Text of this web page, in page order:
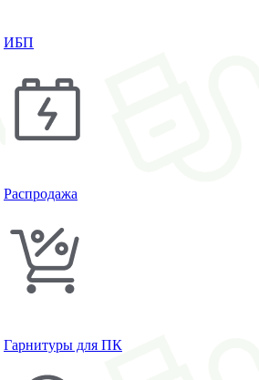
ИБП
Распродажа
Гарнитуры для ПК